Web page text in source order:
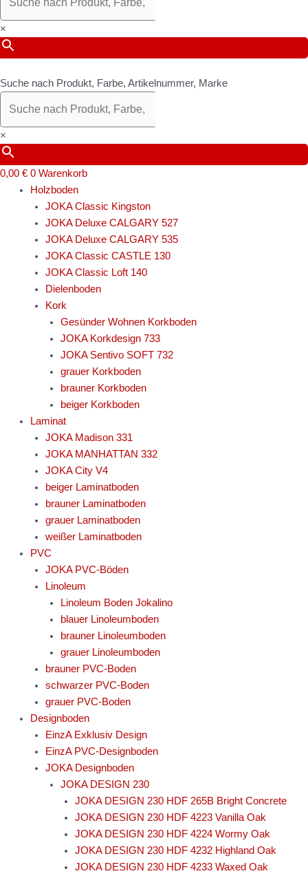
×
Suche nach Produkt, Farbe, Artikelnummer, Marke
×
0,00 € 0 Warenkorb
Holzboden
JOKA Classic Kingston
JOKA Deluxe CALGARY 527
JOKA Deluxe CALGARY 535
JOKA Classic CASTLE 130
JOKA Classic Loft 140
Dielenboden
Kork
Gesünder Wohnen Korkboden
JOKA Korkdesign 733
JOKA Sentivo SOFT 732
grauer Korkboden
brauner Korkboden
beiger Korkboden
Laminat
JOKA Madison 331
JOKA MANHATTAN 332
JOKA City V4
beiger Laminatboden
brauner Laminatboden
grauer Laminatboden
weißer Laminatboden
PVC
JOKA PVC-Böden
Linoleum
Linoleum Boden Jokalino
blauer Linoleumboden
brauner Linoleumboden
grauer Linoleumboden
brauner PVC-Boden
schwarzer PVC-Boden
grauer PVC-Boden
Designboden
EinzA Exklusiv Design
EinzA PVC-Designboden
JOKA Designboden
JOKA DESIGN 230
JOKA DESIGN 230 HDF 265B Bright Concrete
JOKA DESIGN 230 HDF 4223 Vanilla Oak
JOKA DESIGN 230 HDF 4224 Wormy Oak
JOKA DESIGN 230 HDF 4232 Highland Oak
JOKA DESIGN 230 HDF 4233 Waxed Oak